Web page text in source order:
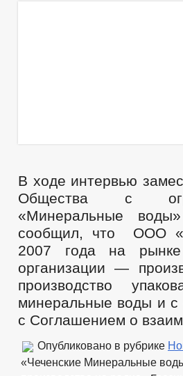
В ходе интервью
Общества с
«Минеральные
сообщил, что ООО
2007 года на
организации —
производство
минеральные воды и с
с Соглашением о
Опубликовано в рубрике
«Чеченские Минеральные